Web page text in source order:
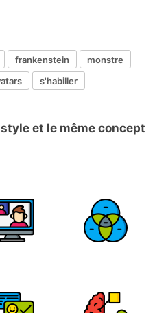
frankenstein
monstre
s'habiller
et le même concept